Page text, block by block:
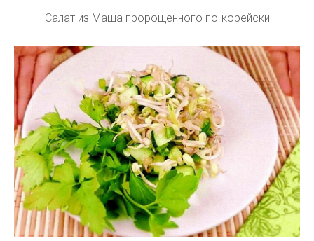
Салат из Маша пророщенного по-корейски